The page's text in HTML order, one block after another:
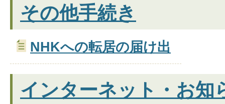
その他手続き
NHKへの転居の届け出
インターネット・お知